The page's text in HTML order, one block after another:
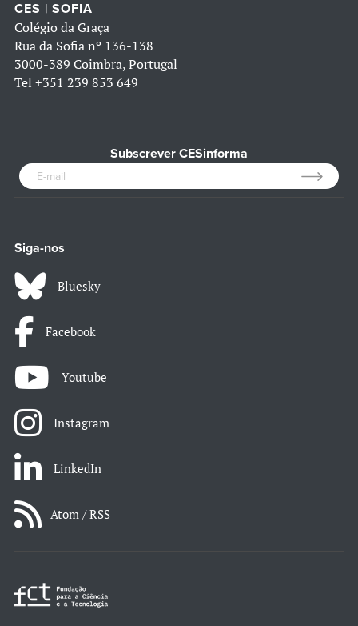
CES | SOFIA
Colégio da Graça
Rua da Sofia nº 136-138
3000-389 Coimbra, Portugal
Tel +351 239 853 649
Subscrever CESinforma
Siga-nos
Bluesky
Facebook
Youtube
Instagram
LinkedIn
Atom / RSS